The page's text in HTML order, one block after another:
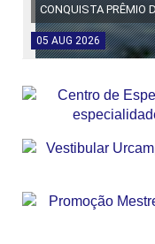
CONQUISTA PRÊMIO
05 AUG 2026